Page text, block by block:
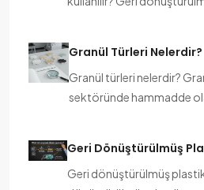
Granül Türleri Nelerdir?
Granül türleri nelerdir?
sektöründe hammadde
Geri Dönüştürülmüş
Geri dönüştürülmüş